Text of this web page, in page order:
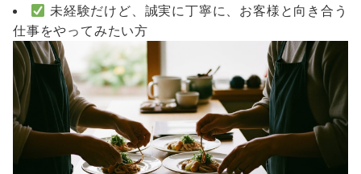
未経験だけど、誠実に丁寧に、お客様と向き合う
仕事をやってみたい方